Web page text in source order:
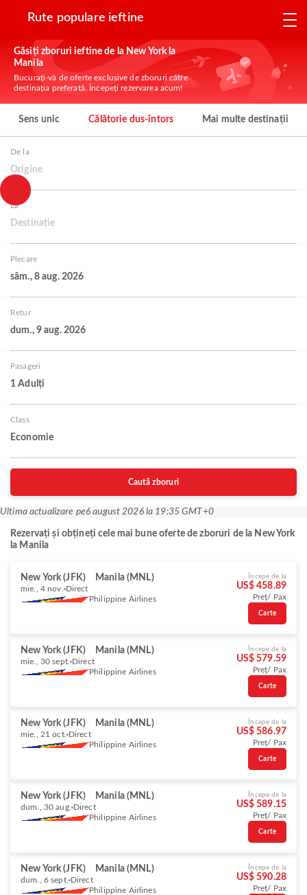
Rute populare ieftine
Găsiți zboruri ieftine de la New York la
Manila
Bucurați-vă de oferte exclusive de zboruri către
destinația preferată. Începeți rezervarea acum!
Sens unic Călătorie dus-întors Mai multe destinații
De la
Origine
La
Destinație
Plecare
sâm., 8 aug. 2026
Retur
dum., 9 aug. 2026
Pasageri
1 Adulți
Class
Economie
Caută zboruri
Ultima actualizare pe6 august 2026 la 19:35 GMT+0
Rezervați și obțineți cele mai bune oferte de zboruri de la New York
la Manila
New York (JFK) Manila (MNL)
mie., 4 nov. Direct
Philippine Airlines
Începe de la
US$ 458.89
Preț/ Pax
Carte
New York (JFK) Manila (MNL)
mie., 30 sept. Direct
Philippine Airlines
Începe de la
US$ 579.59
Preț/ Pax
Carte
New York (JFK) Manila (MNL)
mie., 21 oct. Direct
Philippine Airlines
Începe de la
US$ 586.97
Preț/ Pax
Carte
New York (JFK) Manila (MNL)
dum., 30 aug. Direct
Philippine Airlines
Începe de la
US$ 589.15
Preț/ Pax
Carte
New York (JFK) Manila (MNL)
dum., 6 sept. Direct
Philippine Airlines
Începe de la
US$ 590.28
Preț/ Pax